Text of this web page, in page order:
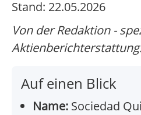
Stand: 22.05.2026
Von der Redaktion -
Auf einen Blick
Name: Sociedad